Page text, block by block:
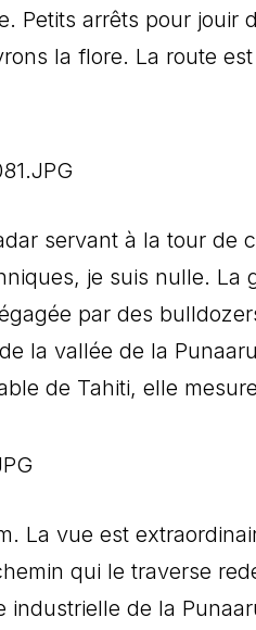
Petits arrêts pour jouir
la flore. La route
servant à la tour de
je suis nulle. La
par des
la vallée de la
de Tahiti, elle
La vue est
qui le traverse
industrielle de la